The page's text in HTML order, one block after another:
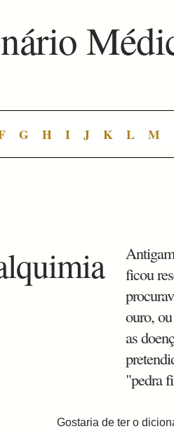
G H I J K L M
ficou
ouro,
as
"pedra
Gostaria de ter o